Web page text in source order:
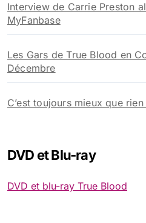
Interview de Carrie Preston
MyFanbase
Les Gars de True Blood en
Décembre
C’est toujours mieux que rien
DVD et Blu-ray
DVD et blu-ray True Blood